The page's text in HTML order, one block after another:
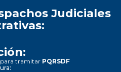
Judiciales
para tramitar PQRSDF